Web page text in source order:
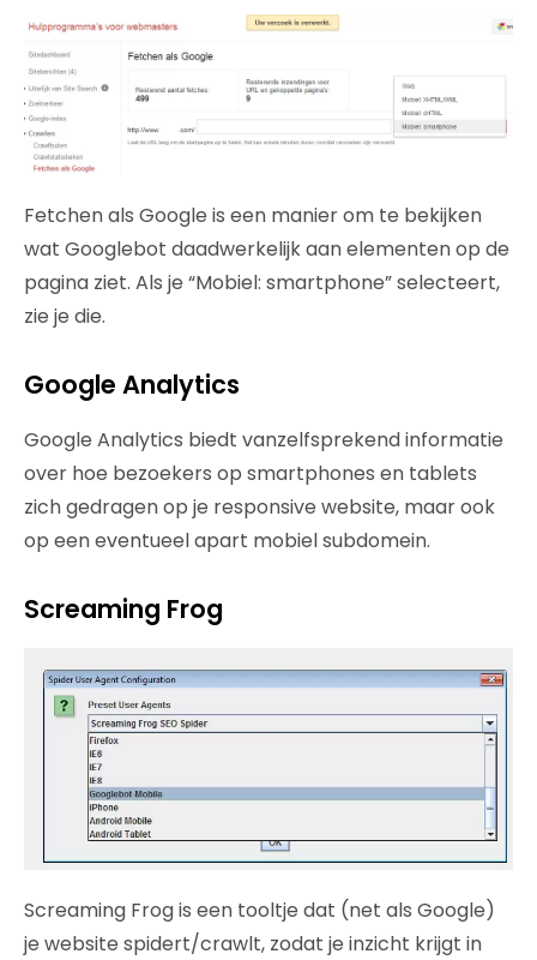
Fetchen als Google is een manier om te bekijken
wat Googlebot daadwerkelijk aan elementen op de
pagina ziet. Als je “Mobiel: smartphone” selecteert,
zie je die.
Google Analytics
Google Analytics biedt vanzelfsprekend informatie
over hoe bezoekers op smartphones en tablets
zich gedragen op je responsive website, maar ook
op een eventueel apart mobiel subdomein.
Screaming Frog
Screaming Frog is een tooltje dat (net als Google)
je website spidert/crawlt, zodat je inzicht krijgt in